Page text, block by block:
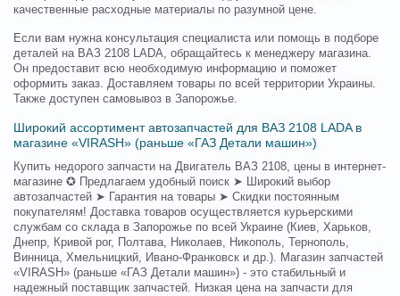
качественные расходные материалы по разумной цене.
Если вам нужна консультация специалиста или помощь в подборе
деталей на ВАЗ 2108 LADA, обращайтесь к менеджеру магазина.
Он предоставит всю необходимую информацию и поможет
оформить заказ. Доставляем товары по всей территории Украины.
Также доступен самовывоз в Запорожье.
Широкий ассортимент автозапчастей для ВАЗ 2108 LADA в
магазине «VIRASH» (раньше «ГАЗ Детали машин»)
Купить недорого запчасти на Двигатель ВАЗ 2108, цены в интернет-
магазине ✪ Предлагаем удобный поиск ➤ Широкий выбор
автозапчастей ➤ Гарантия на товары ➤ Скидки постоянным
покупателям! Доставка товаров осуществляется курьерскими
службам со склада в Запорожье по всей Украине (Киев, Харьков,
Днепр, Кривой рог, Полтава, Николаев, Никополь, Тернополь,
Винница, Хмельницкий, Ивано-Франковск и др.). Магазин запчастей
«VIRASH» (раньше «ГАЗ Детали машин») - это стабильный и
надежный поставщик запчастей. Низкая цена на запчасти для